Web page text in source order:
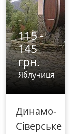
115 -
145
грн.
Яблуниця
Динамо-
Сіверське